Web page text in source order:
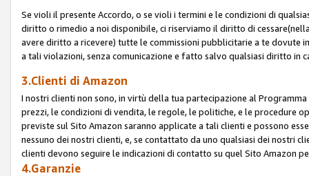
Se violi il presente Accordo, o se violi i termini e le condizioni di
diritto o rimedio a noi disponibile, ci riserviamo il diritto di
avere diritto a ricevere) tutte le commissioni pubblicitarie a te dovute
a tali violazioni, senza comunicazione e fatto salvo qualsiasi diritto in
3.Clienti di Amazon
I nostri clienti non sono, in virtù della tua partecipazione al
prezzi, le condizioni di vendita, le regole, le politiche, e le procedure
previste sul Sito Amazon saranno applicate a tali clienti e possono
nessuno dei nostri clienti, e, se contattato da uno qualsiasi dei nostri
clienti devono seguire le indicazioni di contatto su quel Sito Amazon
4.Garanzie